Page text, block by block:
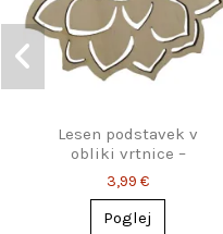
Lesen podstavek v
obliki vrtnice –
elegantna zaščita za
mizo
3,99 €
Poglej